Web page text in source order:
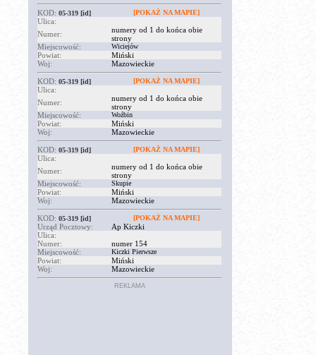
KOD: 05-319 [id] [POKAŻ NA MAPIE]
Ulica:
Numer:
numery od 1 do końca obie
strony
Miejscowość:
Wiciejów
Powiat:
Miński
Woj:
Mazowieckie
KOD: 05-319 [id] [POKAŻ NA MAPIE]
Ulica:
Numer:
numery od 1 do końca obie
strony
Miejscowość:
Woźbin
Powiat:
Miński
Woj:
Mazowieckie
KOD: 05-319 [id] [POKAŻ NA MAPIE]
Ulica:
Numer:
numery od 1 do końca obie
strony
Miejscowość:
Skupie
Powiat:
Miński
Woj:
Mazowieckie
KOD: 05-319 [id] [POKAŻ NA MAPIE]
Urząd Pocztowy:
Ap Kiczki
Ulica:
Numer:
numer 154
Miejscowość:
Kiczki Pierwsze
Powiat:
Miński
Woj:
Mazowieckie
REKLAMA